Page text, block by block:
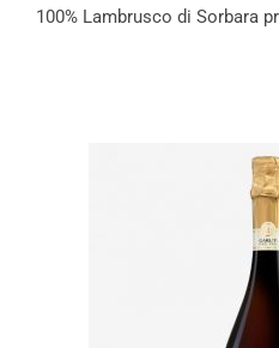
100% Lambrusco di Sorbara